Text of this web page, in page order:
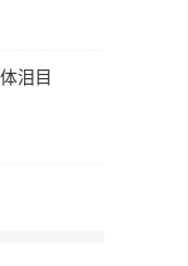
泪目